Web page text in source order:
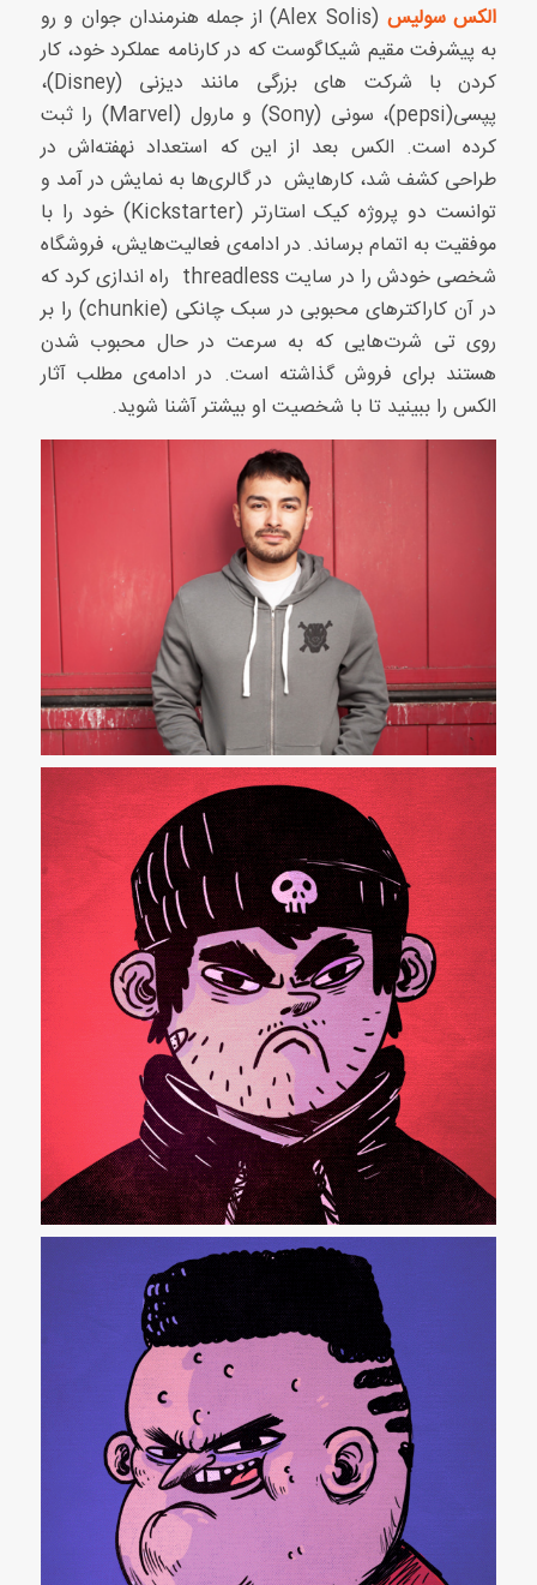
الکس سولیس
(Alex Solis) از جمله هنرمندان جوان و رو
به پیشرفت مقیم شیکاگوست که در کارنامه عملکرد خود، کار
کردن با شرکت های بزرگی مانند دیزنی (Disney)،
پپسی(pepsi)، سونی (Sony) و مارول (Marvel) را ثبت
کرده است. الکس بعد از این که استعداد نهفته‌اش در
طراحی کشف شد، کارهایش در گالری‌ها به نمایش در آمد و
توانست دو پروژه کیک استارتر (Kickstarter) خود را با
موفقیت به اتمام برساند. در ادامه‌ی فعالیت‌هایش، فروشگاه
شخصی خودش را در سایت threadless راه اندازی کرد که
در آن کاراکترهای محبوبی در سبک چانکی (chunkie) را بر
روی تی شرت‌هایی که به سرعت در حال محبوب شدن
هستند برای فروش گذاشته است. در ادامه‌ی مطلب آثار
الکس را ببینید تا با شخصیت او بیشتر آشنا شوید.